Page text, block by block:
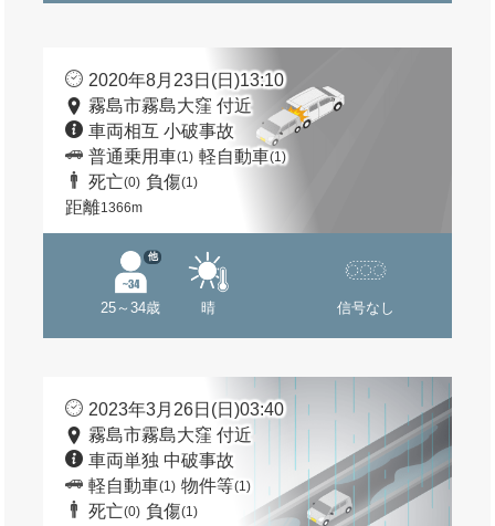
2020年8月23日(日)13:10
霧島市霧島大窪 付近
車両相互 小破事故
普通乗用車(1) 軽自動車(1)
死亡(0) 負傷(1)
距離1366m
25～34歳
他
晴 信号なし
2023年3月26日(日)03:40
霧島市霧島大窪 付近
車両単独 中破事故
軽自動車(1) 物件等(1)
死亡(0) 負傷(1)